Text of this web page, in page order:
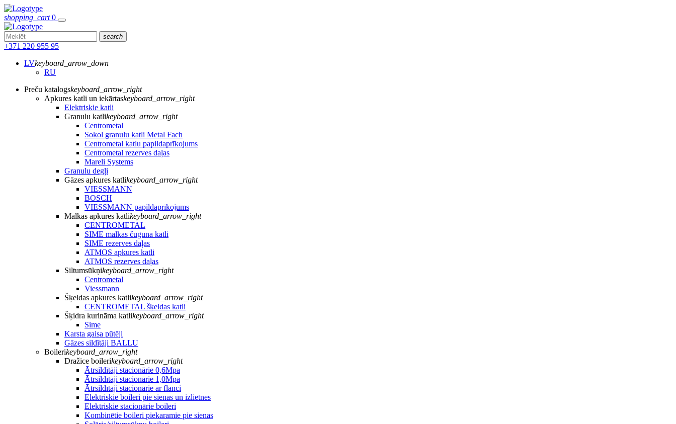
shopping_cart 0
search
+371 220 955 95
LVkeyboard_arrow_down
RU
Preču katalogskeyboard_arrow_right
Apkures katli un iekārtaskeyboard_arrow_right
Elektriskie katli
Granulu katlikeyboard_arrow_right
Centrometal
Sokol granulu katli Metal Fach
Centrometal katlu papildaprīkojums
Centrometal rezerves daļas
Mareli Systems
Granulu degļi
Gāzes apkures katlikeyboard_arrow_right
VIESSMANN
BOSCH
VIESSMANN papildaprīkojums
Malkas apkures katlikeyboard_arrow_right
CENTROMETAL
SIME malkas čuguna katli
SIME rezerves daļas
ATMOS apkures katli
ATMOS rezerves daļas
Siltumsūkņikeyboard_arrow_right
Centrometal
Viessmann
Šķeldas apkures katlikeyboard_arrow_right
CENTROMETAL šķeldas katli
Šķidra kurināma katlikeyboard_arrow_right
Sime
Karsta gaisa pūtēji
Gāzes sildītāji BALLU
Boilerikeyboard_arrow_right
Dražice boilerikeyboard_arrow_right
Ātrsildītāji stacionārie 0,6Mpa
Ātrsildītāji stacionārie 1,0Mpa
Ātrsildītāji stacionārie ar flanci
Elektriskie boileri pie sienas un izlietnes
Elektriskie stacionārie boileri
Kombinētie boileri piekaramie pie sienas